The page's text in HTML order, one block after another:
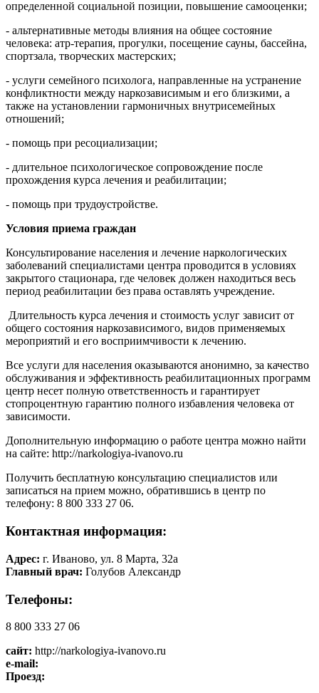
определенной социальной позиции, повышение самооценки;
- альтернативные методы влияния на общее состояние
человека: атр-терапия, прогулки, посещение сауны, бассейна,
спортзала, творческих мастерских;
- услуги семейного психолога, направленные на устранение
конфликтности между наркозависимым и его близкими, а
также на установлении гармоничных внутрисемейных
отношений;
- помощь при ресоциализации;
- длительное психологическое сопровождение после
прохождения курса лечения и реабилитации;
- помощь при трудоустройстве.
Условия приема граждан
Консультирование населения и лечение наркологических
заболеваний специалистами центра проводится в условиях
закрытого стационара, где человек должен находиться весь
период реабилитации без права оставлять учреждение.
Длительность курса лечения и стоимость услуг зависит от
общего состояния наркозависимого, видов применяемых
мероприятий и его восприимчивости к лечению.
Все услуги для населения оказываются анонимно, за качество
обслуживания и эффективность реабилитационных программ
центр несет полную ответственность и гарантирует
стопроцентную гарантию полного избавления человека от
зависимости.
Дополнительную информацию о работе центра можно найти
на сайте: http://narkologiya-ivanovo.ru
Получить бесплатную консультацию специалистов или
записаться на прием можно, обратившись в центр по
телефону: 8 800 333 27 06.
Контактная информация:
Адрес: г. Иваново, ул. 8 Марта, 32а
Главный врач: Голубов Александр
Телефоны:
8 800 333 27 06
сайт: http://narkologiya-ivanovo.ru
e-mail:
Проезд: